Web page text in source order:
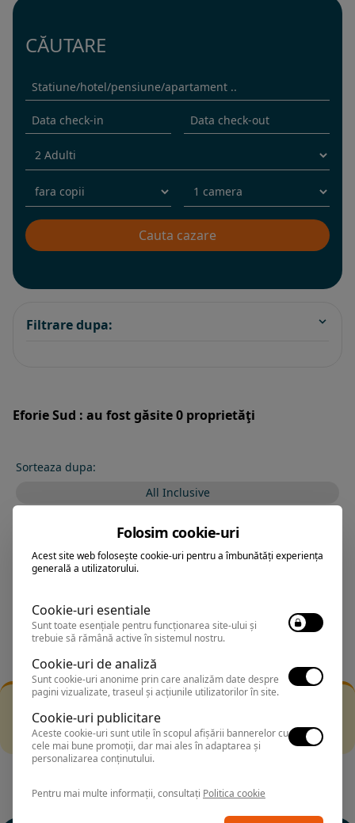
CĂUTARE
Filtrare dupa:
Eforie Sud : au fost găsite 0 proprietăţi
Sorteaza dupa:
All Inclusive
Exclusiv Paradis
Filtrarea nu a returnat niciun rezultat
Incearca sa folosesti o cautarea mai generala sau alege
alte fitre.
Folosim cookie-uri
Acest site web folosește cookie-uri pentru a îmbunătăți experiența
generală a utilizatorului.
Cookie-uri esentiale
Sunt toate esențiale pentru funcționarea site-ului și
trebuie să rămână active în sistemul nostru.
Cookie-uri de analiză
Sunt cookie-uri anonime prin care analizăm date despre
pagini vizualizate, traseul și acțiunile utilizatorilor în site.
Cookie-uri publicitare
Aceste cookie-uri sunt utile în scopul afișării bannerelor cu
cele mai bune promoții, dar mai ales în adaptarea și
personalizarea conținutului.
Pentru mai multe informații, consultați Politica cookie